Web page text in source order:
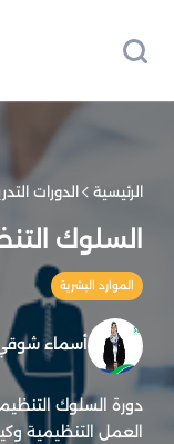
الرئيسية الدورات
السلوك
الموارد البشرية
أسماء
دورة السلوك
العمل التنظيمية